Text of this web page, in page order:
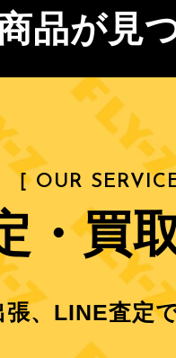
品が見
［ OUR
・買
、LINE査定